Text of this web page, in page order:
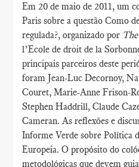
Em 20 de maio de 2011, um
Paris sobre a questão Como
regulada?, organizado por
l’Ecole de droit de la
principais parceiros deste
foram Jean-Luc Decornoy,
Couret, Marie-Anne Frison-
Stephen Haddrill, Claude
Cameran. As reflexões e
Informe Verde sobre Política
Europeia. O propósito do
metodológicas que devem